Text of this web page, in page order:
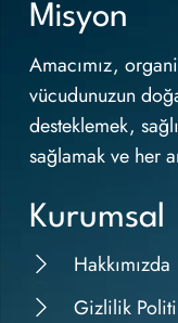
Misyon
Amacımız,
vücudunuzun
desteklemek,
sağlamak ve her
Kurumsal
Hakkımızda
Gizlilik